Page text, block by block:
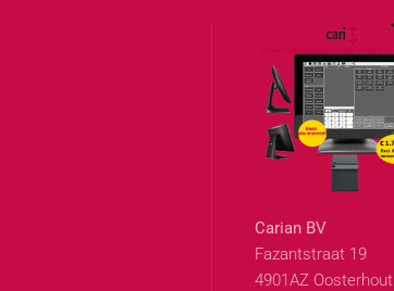
Carian BV
Fazantstraat 19
4901AZ Oosterhout